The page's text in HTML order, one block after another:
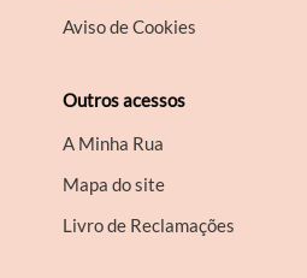
Aviso de Cookies
Outros acessos
A Minha Rua
Mapa do site
Livro de Reclamações